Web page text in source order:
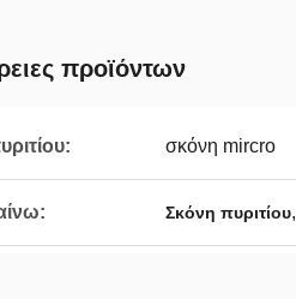
προϊόντων
σκόνη mircro
Σκόνη πυριτίου,